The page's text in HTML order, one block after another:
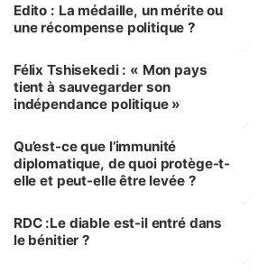
Edito : La médaille, un mérite ou
une récompense politique ?
Félix Tshisekedi : « Mon pays
tient à sauvegarder son
indépendance politique »
Qu’est-ce que l’immunité
diplomatique, de quoi protège-t-
elle et peut-elle être levée ?
RDC :Le diable est-il entré dans
le bénitier ?